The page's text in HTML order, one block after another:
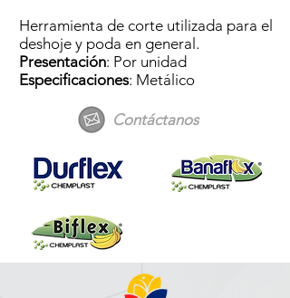
Herramienta de corte utilizada para el
deshoje y poda en general.
Presentación: Por unidad
Especificaciones: Metálico
Contáctanos